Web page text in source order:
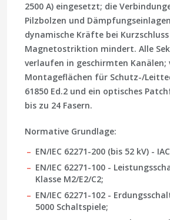
2500 A) eingesetzt; die
Pilzbolzen und
dynamische Kräfte bei
Magnetostriktion mindert. Alle
verlaufen in geschirmten Kanälen;
Montageflächen für Schutz-/
61850 Ed.2 und ein optisches
bis zu 24 Fasern.
Normative Grundlage:
EN/IEC 62271-200 (bis 52 kV) -
EN/IEC 62271-100 -
Klasse M2/E2/C2;
EN/IEC 62271-102 -
5000 Schaltspiele;